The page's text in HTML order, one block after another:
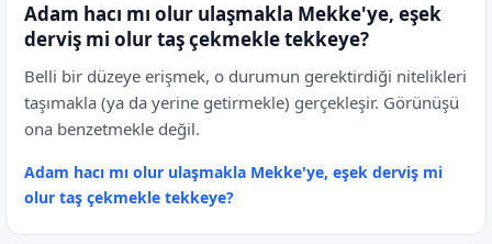
Adam hacı mı olur ulaşmakla Mekke'ye, eşek
derviş mi olur taş çekmekle tekkeye?
Belli bir düzeye erişmek, o durumun gerektirdiği nitelikleri
taşımakla (ya da yerine getirmekle) gerçekleşir. Görünüşü
ona benzetmekle değil.
Adam hacı mı olur ulaşmakla Mekke'ye, eşek derviş mi
olur taş çekmekle tekkeye?